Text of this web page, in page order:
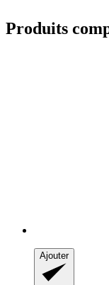
Produits
Ajouter